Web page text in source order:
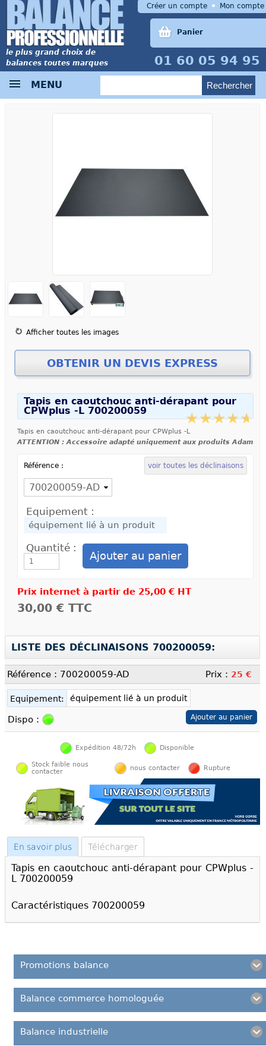
le plus grand choix de
balances toutes marques
01 60 05 94 95
Panier
Créer un compte Mon compte
MENU
Afficher toutes les images
Tapis en caoutchouc anti-dérapant pour
CPWplus -L 700200059
Tapis en caoutchouc anti-dérapant pour CPWplus -L
ATTENTION : Accessoire adapté uniquement aux produits Adam
Référence : voir toutes les déclinaisons
Equipement :
Quantité :
Prix internet à partir de 25,00 € HT
30,00 € TTC
LISTE DES DÉCLINAISONS 700200059:
Référence : 700200059-AD Prix : 25 €
Equipement: équipement lié à un produit
Dispo :
Expédition 48/72h Disponible
Stock faible nous
contacter
nous contacter Rupture
En savoir plus Télécharger
Tapis en caoutchouc anti-dérapant pour CPWplus -
L 700200059
Caractéristiques 700200059
Promotions balance
Balance commerce homologuée
Balance industrielle